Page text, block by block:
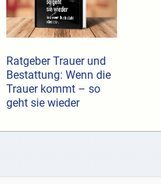
Ratgeber Trauer und
Bestattung: Wenn die
Trauer kommt – so
geht sie wieder